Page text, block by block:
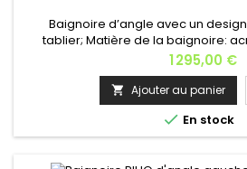
Baignoire d’angle avec un
tablier; Matière de la baignoire:
baignoire d'angle (gauche ou droite
125x90x33 cmVolume: 100 L Les
inclus dans le prix Options
bonde plastique automatique
baignoire n'est...
Prix
1 295,00 €
 Ajouter au panier
 En stock